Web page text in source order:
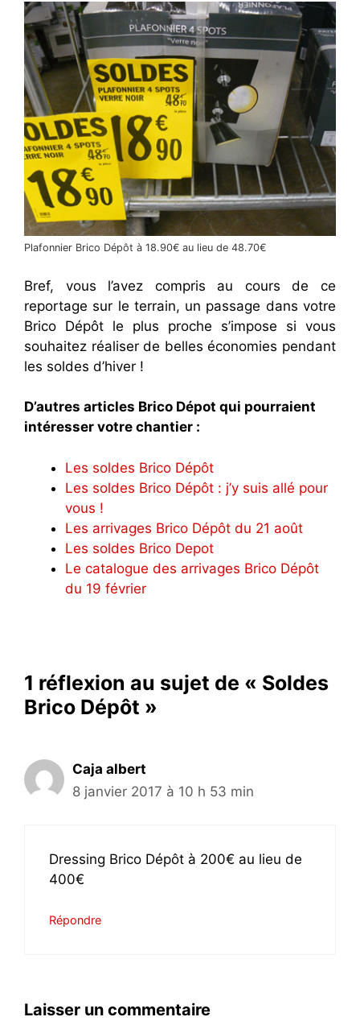
Plafonnier Brico Dépôt à 18.90€ au lieu de 48.70€
Bref, vous l’avez compris au cours de ce
reportage sur le terrain, un passage dans votre
Brico Dépôt le plus proche s’impose si vous
souhaitez réaliser de belles économies pendant
les soldes d’hiver !
D’autres articles Brico Dépot qui pourraient
intéresser votre chantier :
Les soldes Brico Dépôt
Les soldes Brico Dépôt : j’y suis allé pour
vous !
Les arrivages Brico Dépôt du 21 août
Les soldes Brico Depot
Le catalogue des arrivages Brico Dépôt
du 19 février
1 réflexion au sujet de « Soldes
Brico Dépôt »
Caja albert
8 janvier 2017 à 10 h 53 min
Dressing Brico Dépôt à 200€ au lieu de
400€
Répondre
Laisser un commentaire